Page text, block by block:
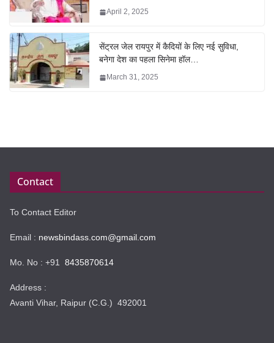
April 2, 2025
सेंट्रल जेल रायपुर में कैदियों के लिए नई सुविधा,
बनेगा देश का पहला सिनेमा हॉल…
March 31, 2025
Contact
To Contact Editor
Email : newsbindass.com@gmail.com
Mo. No : +91 8435870614
Address :
Avanti Vihar, Raipur (C.G.) 492001